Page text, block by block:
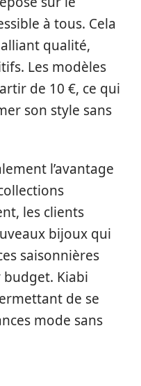
à tous. Cela
qualité,
Les modèles
de 10 €, ce qui
son style sans
l’avantage
les clients
bijoux qui
saisonnières
budget. Kiabi
de se
mode sans